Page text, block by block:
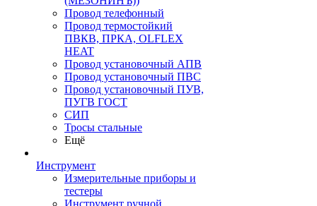
Провод телефонный
Провод термостойкий
ПВКВ, ПРКА, OLFLEX
HEAT
Провод установочный АПВ
Провод установочный ПВС
Провод установочный ПУВ,
ПУГВ ГОСТ
СИП
Тросы стальные
Ещё
Инструмент
Измерительные приборы и
тестеры